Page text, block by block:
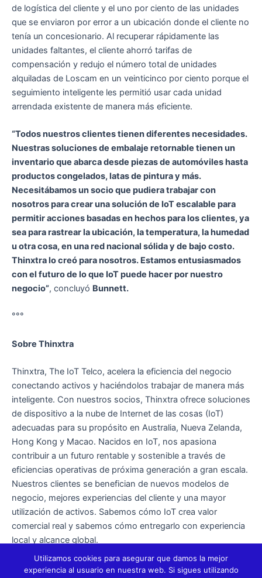
de logística del cliente y el uno por ciento de las unidades
que se enviaron por error a un ubicación donde el cliente no
tenía un concesionario. Al recuperar rápidamente las
unidades faltantes, el cliente ahorró tarifas de
compensación y redujo el número total de unidades
alquiladas de Loscam en un veinticinco por ciento porque el
seguimiento inteligente les permitió usar cada unidad
arrendada existente de manera más eficiente.
“Todos nuestros clientes tienen diferentes necesidades.
Nuestras soluciones de embalaje retornable tienen un
inventario que abarca desde piezas de automóviles hasta
productos congelados, latas de pintura y más.
Necesitábamos un socio que pudiera trabajar con
nosotros para crear una solución de IoT escalable para
permitir acciones basadas en hechos para los clientes, ya
sea para rastrear la ubicación, la temperatura, la humedad
u otra cosa, en una red nacional sólida y de bajo costo.
Thinxtra lo creó para nosotros. Estamos entusiasmados
con el futuro de lo que IoT puede hacer por nuestro
negocio”, concluyó Bunnett.
°°°
Sobre Thinxtra
Thinxtra, The IoT Telco, acelera la eficiencia del negocio
conectando activos y haciéndolos trabajar de manera más
inteligente. Con nuestros socios, Thinxtra ofrece soluciones
de dispositivo a la nube de Internet de las cosas (IoT)
adecuadas para su propósito en Australia, Nueva Zelanda,
Hong Kong y Macao. Nacidos en IoT, nos apasiona
contribuir a un futuro rentable y sostenible a través de
eficiencias operativas de próxima generación a gran escala.
Nuestros clientes se benefician de nuevos modelos de
negocio, mejores experiencias del cliente y una mayor
utilización de activos. Sabemos cómo IoT crea valor
comercial real y sabemos cómo entregarlo con experiencia
local y alcance global.
Utilizamos cookies para asegurar que damos la mejor
experiencia al usuario en nuestra web. Si sigues utilizando